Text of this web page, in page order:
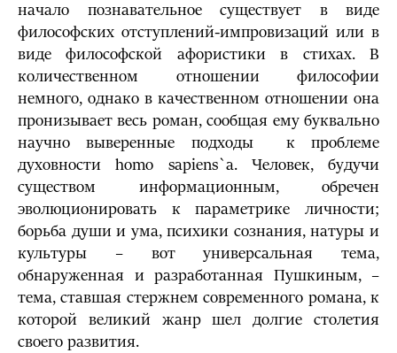
начало познавательное существует в виде
философских отступлений-импровизаций или в
виде философской афористики в стихах. В
количественном отношении философии
немного, однако в качественном отношении она
пронизывает весь роман, сообщая ему буквально
научно выверенные подходы к проблеме
духовности homo sapiens`а. Человек, будучи
существом информационным, обречен
эволюционировать к параметрике личности;
борьба души и ума, психики сознания, натуры и
культуры – вот универсальная тема,
обнаруженная и разработанная Пушкиным, –
тема, ставшая стержнем современного романа, к
которой великий жанр шел долгие столетия
своего развития.